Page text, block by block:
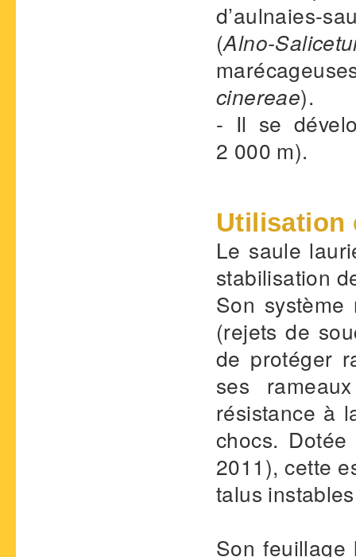
d’aulnaies-
(Alno-
cinereae).
- Il se
2 000 m).
Utilisation
Le saule
stabilisation
Son
(rejets de
de protéger
ses
résistance à
chocs. Dotée
2011), cette
talus
Son feuillage